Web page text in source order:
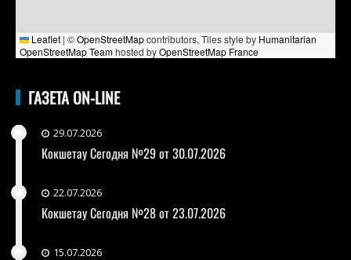
Leaflet | ©OpenStreetMapcontributors, Tiles style by Humanitarian
OpenStreetMap Teamhosted byOpenStreetMap France
ГАЗЕТА ON-LINE
29.07.2026
Кокшетау Сегодня №29 от 30.07.2026
22.07.2026
Кокшетау Сегодня №28 от 23.07.2026
15.07.2026